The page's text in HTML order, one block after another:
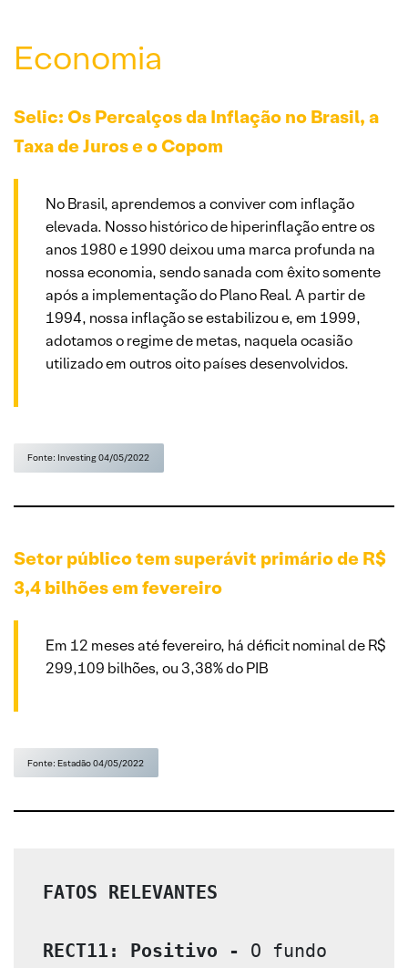
Economia
Selic: Os Percalços da Inflação no Brasil, a
Taxa de Juros e o Copom
No Brasil, aprendemos a conviver com inflação
elevada. Nosso histórico de hiperinflação entre os
anos 1980 e 1990 deixou uma marca profunda na
nossa economia, sendo sanada com êxito somente
após a implementação do Plano Real. A partir de
1994, nossa inflação se estabilizou e, em 1999,
adotamos o regime de metas, naquela ocasião
utilizado em outros oito países desenvolvidos.
Fonte: Investing 04/05/2022
Setor público tem superávit primário de R$
3,4 bilhões em fevereiro
Em 12 meses até fevereiro, há déficit nominal de R$
299,109 bilhões, ou 3,38% do PIB
Fonte: Estadão 04/05/2022
FATOS RELEVANTES
RECT11: Positivo - O fundo